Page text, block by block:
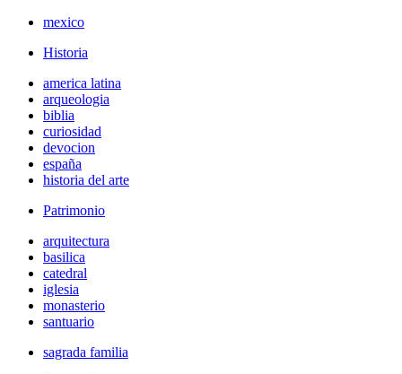
mexico
Historia
america latina
arqueologia
biblia
curiosidad
devocion
españa
historia del arte
Patrimonio
arquitectura
basilica
catedral
iglesia
monasterio
santuario
sagrada familia